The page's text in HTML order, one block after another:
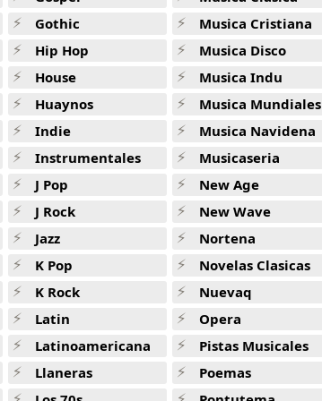
Kalil Ponte A Mover -
Dj Dicky
Andino Y Prieto Mafiosa -
Dj Dicky
Dj Dicky Metele Mix -
Dj Dicky
Dj Dicky Move It Mix -
Dj Dicky
Nizze Ya Salio -
Voltio Sube Y Muevete -
Dj Dicky
Alekz Y Taino Chica Fina -
Dj Dicky
Hector Y Tito Dale Que Dicky -
Lito Y Polaco In The Deadline -Dj Dicky
Nebell Sientelo -
Gothic
Hip Hop
House
Huaynos
Indie
Instrumentales
J Pop
J Rock
Jazz
K Pop
K Rock
Latin
Latinoamericana
Llaneras
Musica Cristiana
Musica Disco
Musica Indu
Musica Mundiales
Musica Navidena
Musicaseria
New Age
New Wave
Nortena
Novelas Clasicas
Nuevaq
Opera
Pistas Musicales
Poemas